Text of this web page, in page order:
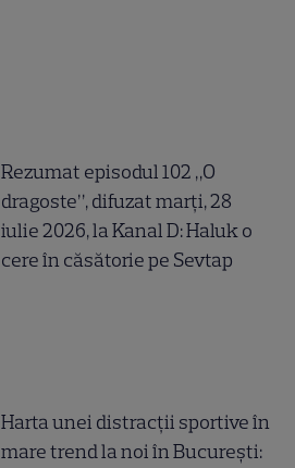
Rezumat episodul 102 „O
dragoste”, difuzat marți, 28
iulie 2026, la Kanal D: Haluk o
cere în căsătorie pe Sevtap
Harta unei distracții sportive în
mare trend la noi în București: